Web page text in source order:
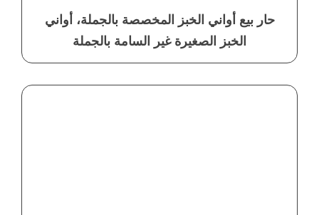
حار بيع أواني الخبز المخصصة بالجملة، أواني
الخبز الصغيرة غير السامة بالجملة